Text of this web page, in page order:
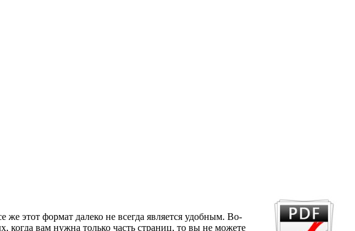
же этот формат далеко не всегда является удобным. Во-
когда вам нужна только часть страниц, то вы не можете